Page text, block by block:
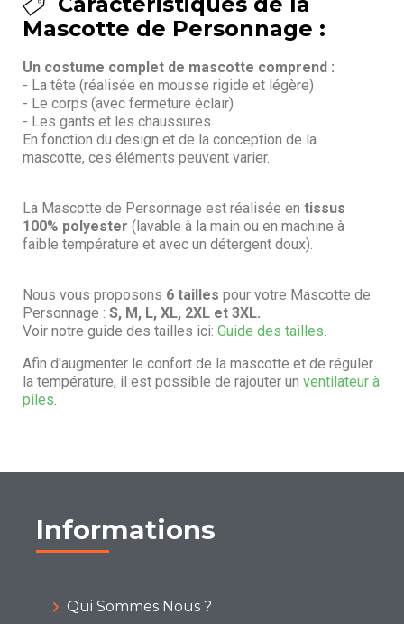
Mascotte de Personnage :
Un costume complet de mascotte comprend :
- La tête (réalisée en mousse rigide et légère)
- Le corps (avec fermeture éclair)
- Les gants et les chaussures
En fonction du design et de la conception de la
mascotte, ces éléments peuvent varier.
La Mascotte de Personnage est réalisée en tissus
100% polyester (lavable à la main ou en machine à
faible température et avec un détergent doux).
Nous vous proposons 6 tailles pour votre Mascotte de
Personnage : S, M, L, XL, 2XL et 3XL.
Voir notre guide des tailles ici: Guide des tailles.
Afin d'augmenter le confort de la mascotte et de réguler
la température, il est possible de rajouter un ventilateur à
piles.
Informations
Qui Sommes Nous ?